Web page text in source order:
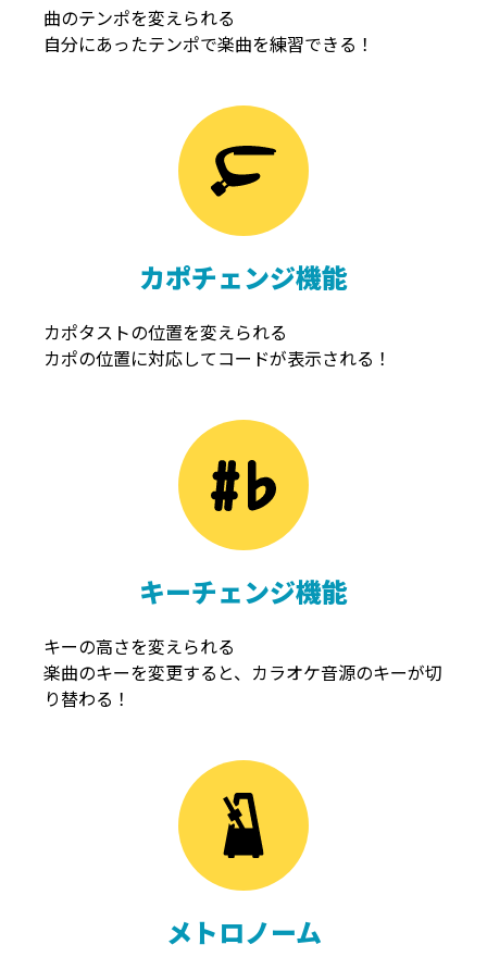
曲のテンポを変えられる
自分にあったテンポで楽曲を練習できる！
カポチェンジ機能
カポタストの位置を変えられる
カポの位置に対応してコードが表示される！
キーチェンジ機能
キーの高さを変えられる
楽曲のキーを変更すると、カラオケ音源のキーが切
り替わる！
メトロノーム